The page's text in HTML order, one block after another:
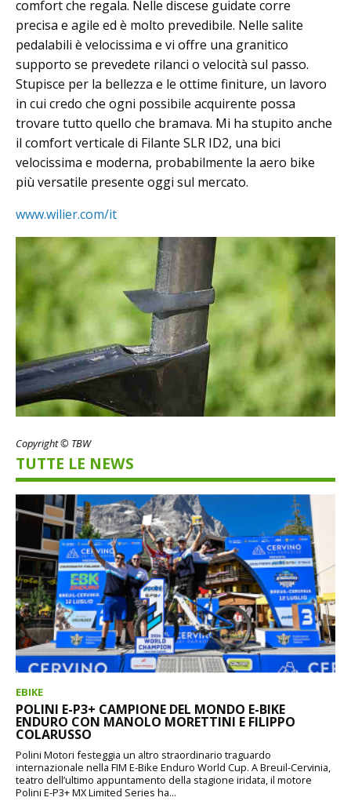
comfort che regala. Nelle discese guidate corre
precisa e agile ed è molto prevedibile. Nelle salite
pedalabili è velocissima e vi offre una granitico
supporto se prevedete rilanci o velocità sul passo.
Stupisce per la bellezza e le ottime finiture, un lavoro
in cui credo che ogni possibile acquirente possa
trovare tutto quello che bramava. Mi ha stupito anche
il comfort verticale di Filante SLR ID2, una bici
velocissima e moderna, probabilmente la aero bike
più versatile presente oggi sul mercato.
www.wilier.com/it
Copyright © TBW
TUTTE LE NEWS
EBIKE
POLINI E-P3+ CAMPIONE DEL MONDO E-BIKE
ENDURO CON MANOLO MORETTINI E FILIPPO
COLARUSSO
Polini Motori festeggia un altro straordinario traguardo
internazionale nella FIM E-Bike Enduro World Cup. A Breuil-Cervinia,
teatro dell’ultimo appuntamento della stagione iridata, il motore
Polini E-P3+ MX Limited Series ha...